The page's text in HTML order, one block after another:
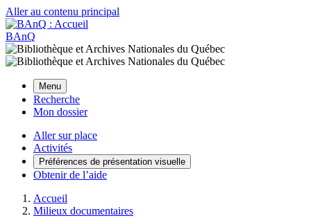
Aller au contenu principal
BAnQ
Menu
Recherche
Mon dossier
Aller sur place
Activités
Préférences de présentation visuelle
Obtenir de l’aide
Accueil
Milieux documentaires